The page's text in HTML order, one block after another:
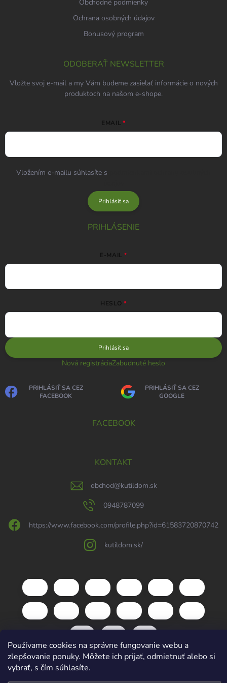
Používame cookies na správne fungovanie webu a
zlepšovanie ponuky. Môžete ich prijať, odmietnuť alebo si
vybrať, s čím súhlasíte.
Obchodné podmienky
Ochrana osobných údajov
Bonusový program
ODOBERAŤ NEWSLETTER
Vložte svoj e-mail a my Vám budeme zasielať informácie o nových
produktoch na našom e-shope.
EMAIL
Vložením e-mailu súhlasíte s
Prihlásiť sa
PRIHLÁSENIE
E-MAIL
HESLO
Prihlásiť sa
Nová registráciaZabudnuté heslo
PRIHLÁSIŤ SA CEZ
FACEBOOK
PRIHLÁSIŤ SA CEZ
GOOGLE
FACEBOOK
KONTAKT
obchod@kutildom.sk
0948787099
https://www.facebook.com/profile.php?id=61583720870742
kutildom.sk/
Copyright 2026kutildom.sk